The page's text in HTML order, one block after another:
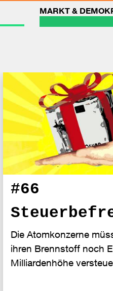
MARKT &
#66
Die Atomkonzerne
ihren Brennstoff noch
Milliardenhöhe